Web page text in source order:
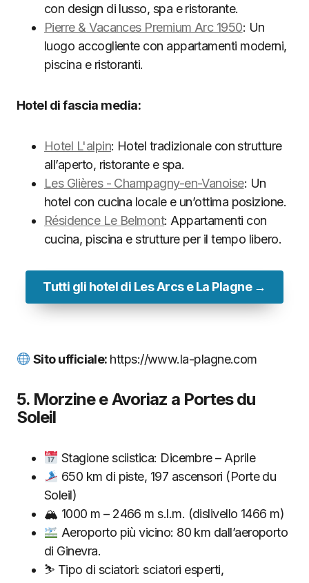
con design di lusso, spa e ristorante.
Pierre & Vacances Premium Arc 1950: Un
luogo accogliente con appartamenti moderni,
piscina e ristoranti.
Hotel di fascia media:
Hotel L'alpin: Hotel tradizionale con strutture
all’aperto, ristorante e spa.
Les Glières - Champagny-en-Vanoise: Un
hotel con cucina locale e un’ottima posizione.
Résidence Le Belmont: Appartamenti con
cucina, piscina e strutture per il tempo libero.
Tutti gli hotel di Les Arcs e La Plagne →
Sito ufficiale: https://www.la-plagne.com
5. Morzine e Avoriaz a Portes du
Soleil
Stagione sciistica: Dicembre – Aprile
650 km di piste, 197 ascensori (Porte du
Soleil)
🏔 1000 m – 2466 m s.l.m. (dislivello 1466 m)
Aeroporto più vicino: 80 km dall’aeroporto
di Ginevra.
⛷ Tipo di sciatori: sciatori esperti,